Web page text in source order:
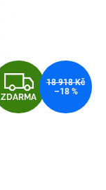
Z
D
ZDARMA
18 918 Kč
–18 %